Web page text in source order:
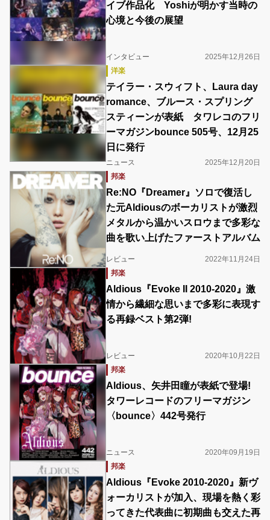
イブ作品化 Yoshiが明かす当時の
心境と今後の展望
インタビュー
2025年12月26日
洋楽
テイラー・スウィフト、Laura day
romance、ブルース・スプリング
スティーンが表紙 タワレコのフリ
ーマガジンbounce 505号、12月25
日に発行
ニュース
2025年12月20日
邦楽
Re:NO『Dreamer』ソロで復活し
た元Aldiousのボーカリストが激烈
メタルから温かいスロウまで多彩な
曲を歌い上げたファーストアルバム
レビュー
2022年11月24日
邦楽
Aldious『Evoke II 2010-2020』激
情から繊細な思いまで多彩に表現す
る再録ベスト第2弾!
レビュー
2020年10月22日
邦楽
Aldious、矢井田瞳が表紙で登場!
タワーレコードのフリーマガジン
〈bounce〉442号発行
ニュース
2020年09月19日
邦楽
Aldious『Evoke 2010-2020』新ヴ
ォーカリストが加入、現場を熱く彩
ってきた代表曲に初期曲も交えた再